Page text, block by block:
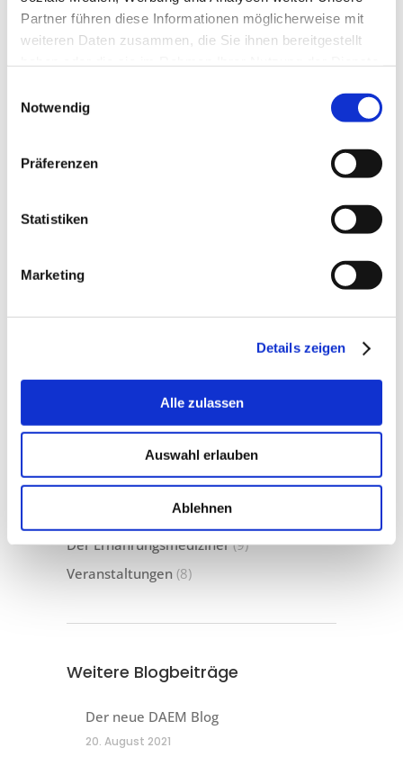
Partner führen diese Informationen möglicherweise mit
weiteren Daten zusammen, die Sie ihnen bereitgestellt
Notwendig
Präferenzen
Statistiken
Marketing
Details zeigen
Alle zulassen
Auswahl erlauben
Ablehnen
Next post
Suche
(2)
Allgemein(43)
Der besondere Fall(6)
Der Ernährungsmediziner(9)
Veranstaltungen (8)
Weitere Blogbeiträge
Der neue DAEM Blog
20. August 2021